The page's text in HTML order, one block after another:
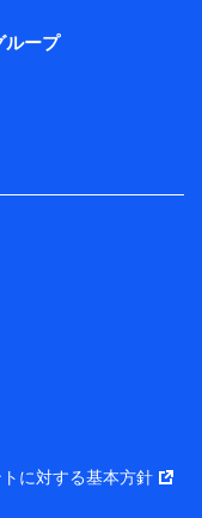
ループ
に対する基本方針